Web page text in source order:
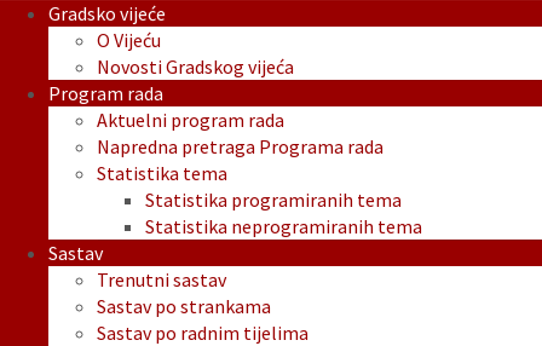
Gradsko vijeće
O Vijeću
Novosti Gradskog vijeća
Program rada
Aktuelni program rada
Napredna pretraga Programa rada
Statistika tema
Statistika programiranih tema
Statistika neprogramiranih tema
Sastav
Trenutni sastav
Sastav po strankama
Sastav po radnim tijelima